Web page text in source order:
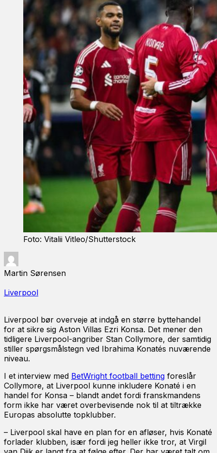
Foto: Vitalii Vitleo/Shutterstock
Martin Sørensen
Liverpool
Liverpool bør overveje at indgå en større byttehandel
for at sikre sig Aston Villas Ezri Konsa. Det mener den
tidligere Liverpool-angriber Stan Collymore, der samtidig
stiller spørgsmålstegn ved Ibrahima Konatés nuværende
niveau.
I et interview med BetWright football betting foreslår
Collymore, at Liverpool kunne inkludere Konaté i en
handel for Konsa – blandt andet fordi franskmandens
form ikke har været overbevisende nok til at tiltrække
Europas absolutte topklubber.
– Liverpool skal have en plan for en afløser, hvis Konaté
forlader klubben, især fordi jeg heller ikke tror, at Virgil